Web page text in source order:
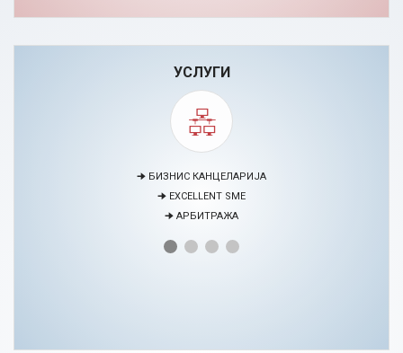
УСЛУГИ
🠊 МЕДИЈАЦИЈА
🠊 ПРОЕКТИ
🠊 ЦЕНТАР ЗА ЕДУКАЦИЈА И РАЗВОЈ НА ЧОВЕЧКИ РЕСУРСИ